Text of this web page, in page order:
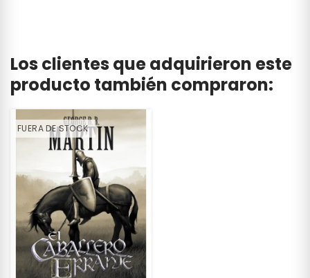
Los clientes que adquirieron este
producto también compraron:
FUERA DE STOCK